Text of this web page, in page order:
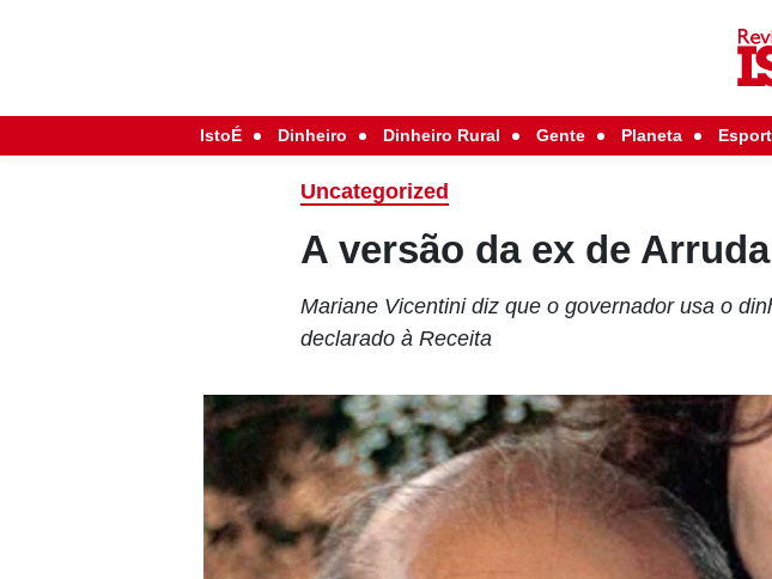
IstoÉ Dinheiro Dinheiro Rural Gente Planeta
Uncategorized
A versão da ex de Arruda
Mariane Vicentini diz que o governador usa o
declarado à Receita